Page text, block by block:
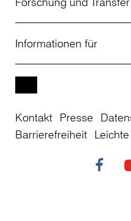
Studienberatung
Weiterbildung
Studienkolleg
Aktuelles
Veranstaltungen
Einrichtungen
Stellenangebote
Projekte
Informationen für
Studierende
Kontakt Presse
Barrierefreiheit